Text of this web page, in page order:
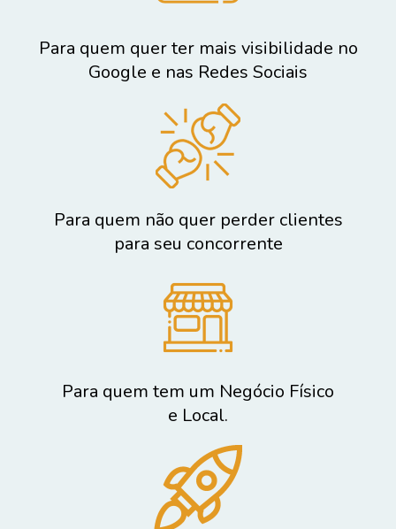
Para quem quer ter mais visibilidade no
Google e nas Redes Sociais
Para quem não quer perder clientes
para seu concorrente
Para quem tem um Negócio Físico
e Local.